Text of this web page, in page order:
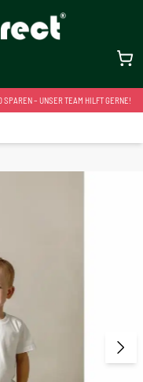
SPAREN – UNSER TEAM HILFT GERNE!